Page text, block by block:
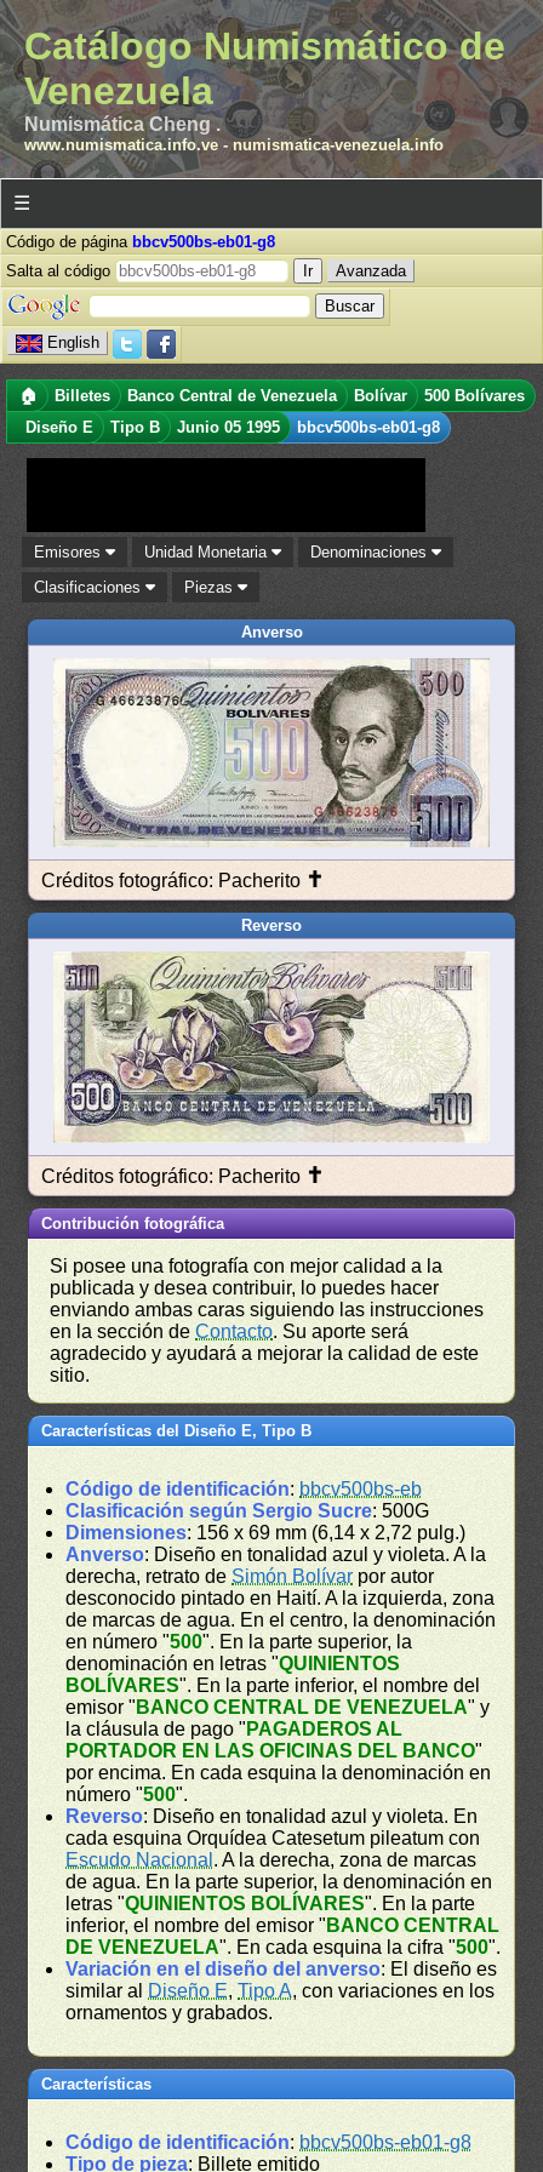
Catálogo Numismático de
Venezuela
Numismática Cheng .
www.numismatica.info.ve- numismatica-venezuela.info
☰
Código de página bbcv500bs-eb01-g8
Salta al código
Avanzada
English
🏠 Billetes Banco Central de Venezuela Bolívar
500 Bolívares
Diseño E
Tipo B Junio 05 1995 bbcv500bs-eb01-g8
Emisores Unidad Monetaria
Denominaciones
Clasificaciones
Piezas
Anverso
Créditos fotográfico: Pacherito ✝
Reverso
Créditos fotográfico: Pacherito ✝
Contribución fotográfica
Si posee una fotografía con mejor calidad a la
publicada y desea contribuir, lo puedes hacer
enviando ambas caras siguiendo las instrucciones
en la sección deContacto. Su aporte será
agradecido y ayudará a mejorar la calidad de este
sitio.
Características del Diseño E, Tipo B
Código de identificación: bbcv500bs-eb
Clasificación según Sergio Sucre: 500G
Dimensiones: 156 x 69 mm (6,14 x 2,72 pulg.)
Anverso: Diseño en tonalidad azul y violeta. A la
derecha, retrato de Simón Bolívar por autor
desconocido pintado en Haití. A la izquierda, zona
de marcas de agua. En el centro, la denominación
en número "500". En la parte superior, la
denominación en letras "QUINIENTOS
BOLÍVARES". En la parte inferior, el nombre del
emisor " BANCO CENTRAL DE VENEZUELA" y
la cláusula de pago " PAGADEROS AL
PORTADOR EN LAS OFICINAS DEL BANCO"
por encima. En cada esquina la denominación en
número "500".
Reverso: Diseño en tonalidad azul y violeta. En
cada esquina Orquídea Catesetum pileatum con
Escudo Nacional . A la derecha, zona de marcas
de agua. En la parte superior, la denominación en
letras "QUINIENTOS BOLÍVARES". En la parte
inferior, el nombre del emisor " BANCO CENTRAL
DE VENEZUELA". En cada esquina la cifra "500".
Variación en el diseño del anverso: El diseño es
similar al Diseño E,Tipo A, con variaciones en los
ornamentos y grabados.
Características
Código de identificación: bbcv500bs-eb01-g8
Tipo de pieza: Billete emitido